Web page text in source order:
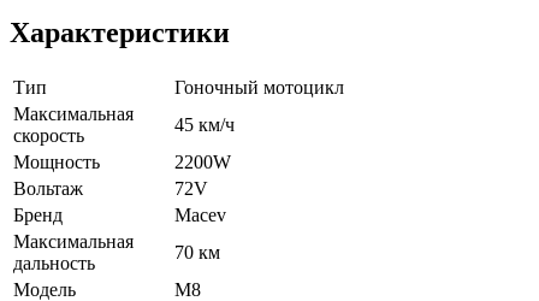
Характеристики
Тип
Гоночный мотоцикл
Максимальная
скорость
45 км/ч
Мощность
2200W
Вольтаж
72V
Бренд
Macev
Максимальная
дальность
70 км
Модель
M8